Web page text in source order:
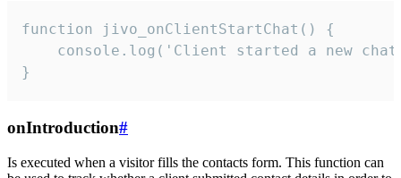
function jivo_onClientStartChat() {
console.log('Client started a new
}
onIntroduction#
Is executed when a visitor fills the contacts form. This function can